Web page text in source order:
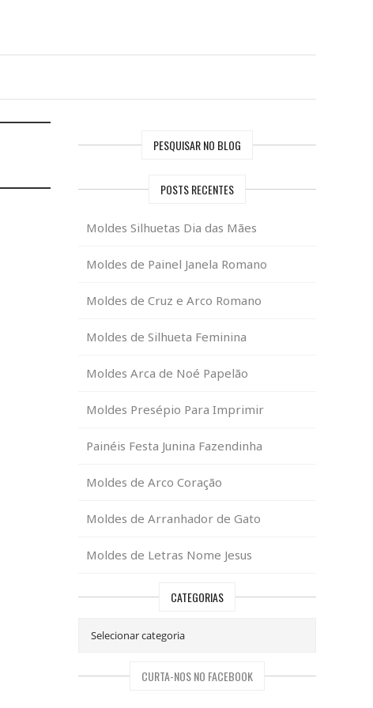
PESQUISAR NO BLOG
POSTS RECENTES
Moldes Silhuetas Dia das Mães
Moldes de Painel Janela Romano
Moldes de Cruz e Arco Romano
Moldes de Silhueta Feminina
Moldes Arca de Noé Papelão
Moldes Presépio Para Imprimir
Painéis Festa Junina Fazendinha
Moldes de Arco Coração
Moldes de Arranhador de Gato
Moldes de Letras Nome Jesus
CATEGORIAS
CURTA-NOS NO FACEBOOK